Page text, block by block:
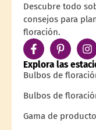
Descubre todo
consejos para
floración.
Explora las
Bulbos de
Bulbos de
Gama de